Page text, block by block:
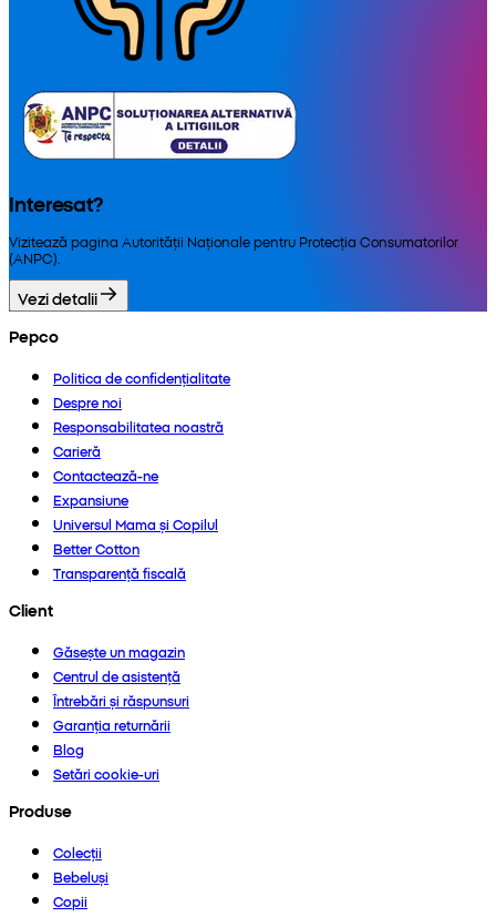
Interesat?
Vizitează pagina Autorității Naționale pentru Protecția Consumatorilor
(ANPC).
Vezi detalii
Pepco
Politica de confidențialitate
Despre noi
Responsabilitatea noastră
Carieră
Contactează-ne
Expansiune
Universul Mama și Copilul
Better Cotton
Transparență fiscală
Client
Găsește un magazin
Centrul de asistență
Întrebări și răspunsuri
Garanția returnării
Blog
Setări cookie-uri
Produse
Colecții
Bebeluși
Copii